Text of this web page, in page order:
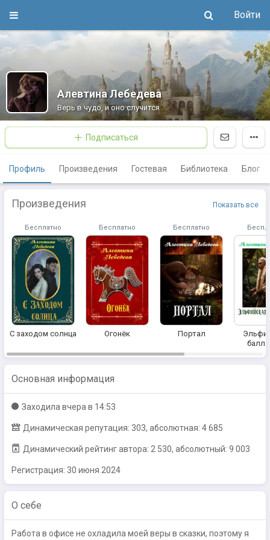
Войти
Алевтина Лебедева
Верь в чудо, и оно случится
Подписаться
Профиль Произведения Гостевая Библиотека Блог
Произведения Показать все
Бесплатно
С заходом солнца
Бесплатно
Огонёк
Бесплатно
Портал
Основная информация
Заходилa вчера в 14:53
Динамическая репутация: 303, абсолютная: 4 685
Динамический рейтинг автора: 2 530, абсолютный: 9 003
Регистрация: 30 июня 2024
О себе
Работа в офисе не охладила моей веры в сказки, поэтому я